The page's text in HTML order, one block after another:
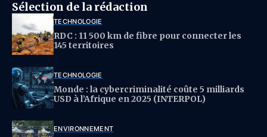
Sélection de la rédaction
TECHNOLOGIE
RDC : 11 500 km de fibre pour connecter les
145 territoires
TECHNOLOGIE
Monde : la cybercriminalité coûte 5 milliards
USD à l’Afrique en 2025 (INTERPOL)
ENVIRONNEMENT